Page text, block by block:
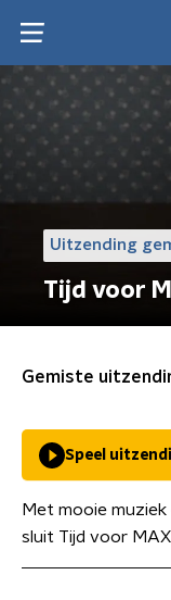
Uitzending
Tijd voor
Gemiste
Speel
Met mooie
sluit Tijd voor